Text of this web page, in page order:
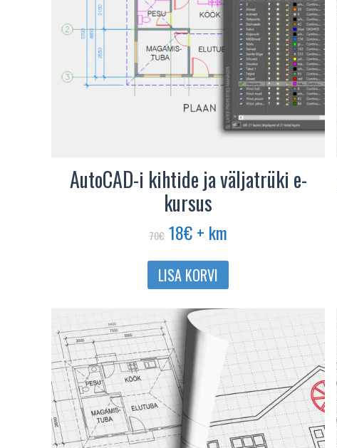
AutoCAD-i kihtide ja väljatrüki e-
kursus
70€ Algne
oli:
70€.
18€Praegune
on:
18€.
+ km
LISA KORVI